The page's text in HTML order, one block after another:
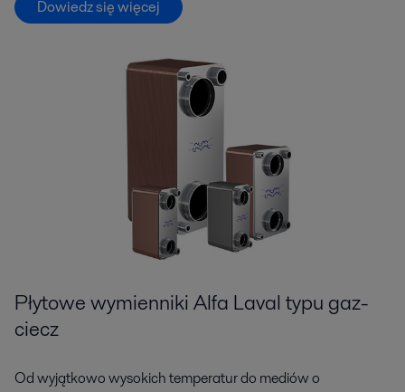
Dowiedz się więcej
Płytowe wymienniki Alfa Laval typu gaz-
ciecz
Od wyjątkowo wysokich temperatur do mediów o